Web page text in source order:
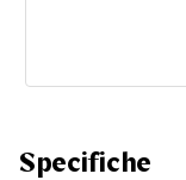
Specifiche